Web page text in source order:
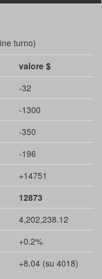
turno)
valore $
-32
-1300
-350
-196
+14751
12873
4,202,238.12
+0.2%
+8.04 (su 4018)